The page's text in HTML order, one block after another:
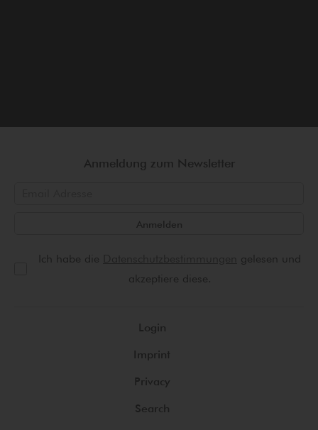
Anmeldung zum Newsletter
Anmelden
Ich habe die
gelesen und
akzeptiere diese.
Login
Imprint
Privacy
Search